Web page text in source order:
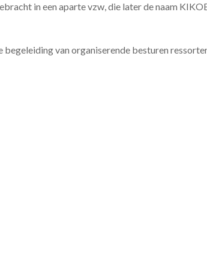
in een aparte vzw, die later de naam
begeleiding van organiserende besturen